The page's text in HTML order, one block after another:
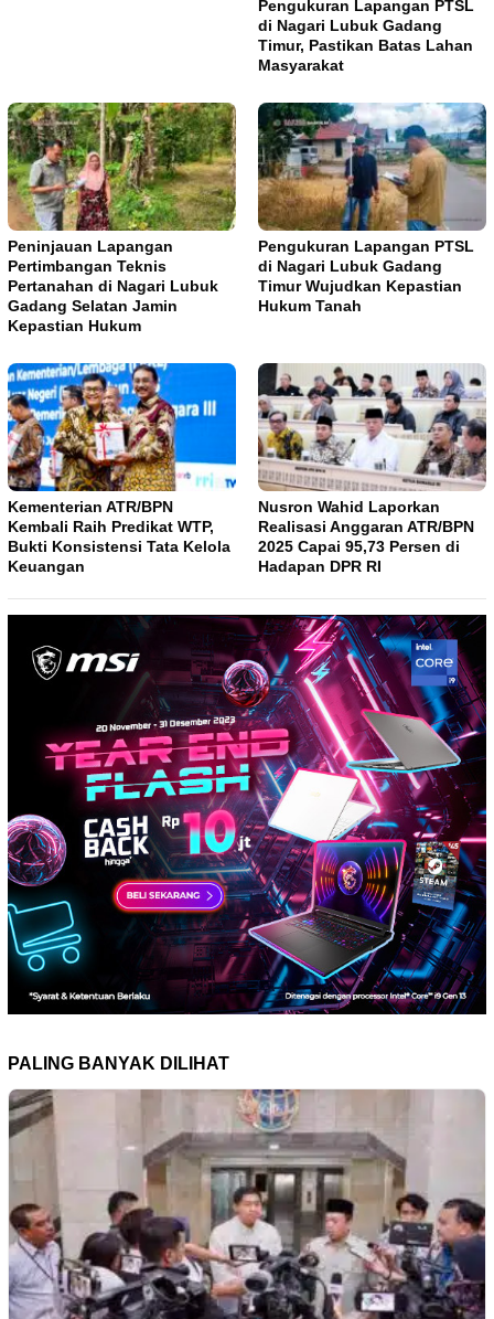
Pengukuran Lapangan PTSL
di Nagari Lubuk Gadang
Timur, Pastikan Batas Lahan
Masyarakat
Peninjauan Lapangan
Pertimbangan Teknis
Pertanahan di Nagari Lubuk
Gadang Selatan Jamin
Kepastian Hukum
Pengukuran Lapangan PTSL
di Nagari Lubuk Gadang
Timur Wujudkan Kepastian
Hukum Tanah
Kementerian ATR/BPN
Kembali Raih Predikat WTP,
Bukti Konsistensi Tata Kelola
Keuangan
Nusron Wahid Laporkan
Realisasi Anggaran ATR/BPN
2025 Capai 95,73 Persen di
Hadapan DPR RI
PALING BANYAK DILIHAT